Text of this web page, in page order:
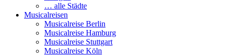
… alle Städte
Musicalreisen
Musicalreise Berlin
Musicalreise Hamburg
Musicalreise Stuttgart
Musicalreise Köln